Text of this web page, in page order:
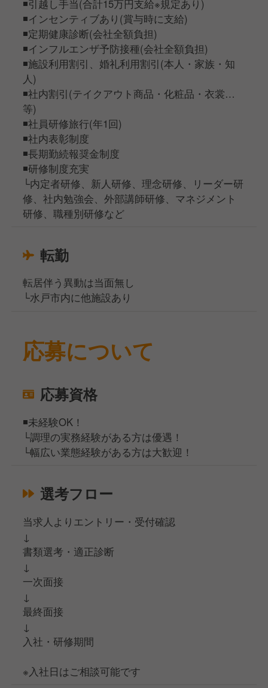
◾️引越し手当(合計15万円支給※規定あり)
◾️インセンティブあり(賞与時に支給)
◾️定期健康診断(会社全額負担)
◾️インフルエンザ予防接種(会社全額負担)
◾️施設利用割引、婚礼利用割引(本人・家族・知
人)
◾️社内割引(テイクアウト商品・化粧品・衣裳…
等)
◾️社員研修旅行(年1回)
◾️社内表彰制度
◾️長期勤続報奨金制度
◾️研修制度充実
└内定者研修、新人研修、理念研修、リーダー研
修、社内勉強会、外部講師研修、マネジメント
研修、職種別研修など
転勤
転居伴う異動は当面無し
└水戸市内に他施設あり
応募について
応募資格
◾️未経験OK！
└調理の実務経験がある方は優遇！
└幅広い業態経験がある方は大歓迎！
選考フロー
当求人よりエントリー・受付確認
↓
書類選考・適正診断
↓
一次面接
↓
最終面接
↓
入社・研修期間
※入社日はご相談可能です